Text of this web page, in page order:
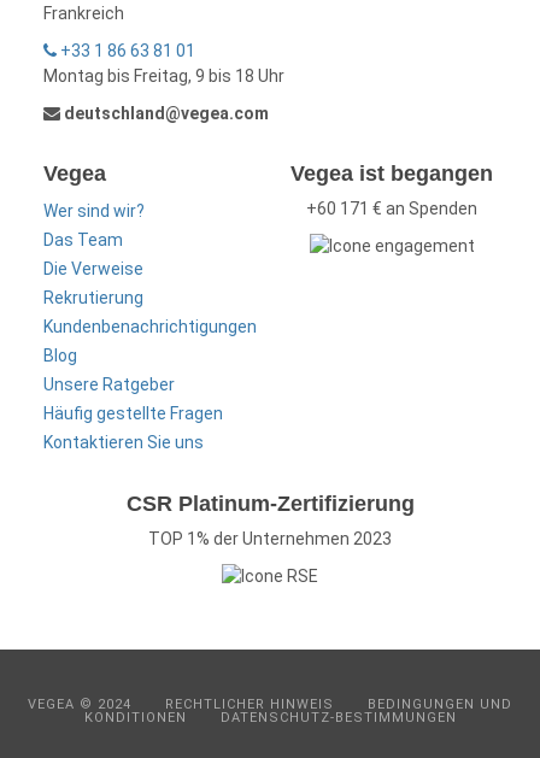
Frankreich
+33 1 86 63 81 01
Montag bis Freitag, 9 bis 18 Uhr
deutschland@vegea.com
Vegea
Wer sind wir?
Das Team
Die Verweise
Rekrutierung
Kundenbenachrichtigungen
Blog
Unsere Ratgeber
Häufig gestellte Fragen
Kontaktieren Sie uns
Vegea ist begangen
+60 171 € an Spenden
CSR Platinum-Zertifizierung
TOP 1% der Unternehmen 2023
VEGEA © 2024 RECHTLICHER HINWEIS
BEDINGUNGEN UND
KONDITIONEN
DATENSCHUTZ-BESTIMMUNGEN